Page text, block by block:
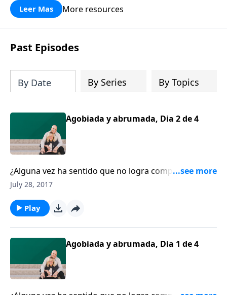
¡Únase a uno de los estudios de grupos
a casa los principios de la Palabra de
Dios para compartirlos con su familia,
su iglesia y su comunidad!
Leer Mas More resources
Past Episodes
By Date By Series By Topics
Agobiada y abrumada, Dia 2 de 4
¿Alguna vez ha sentido que no logra completar
ninguna tarea porque no puede decir que no? La
July 28, 2017
Play
Agobiada y abrumada, Dia 1 de 4